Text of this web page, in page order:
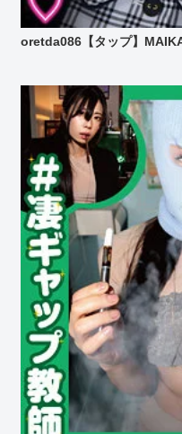
oretda086【タップ】